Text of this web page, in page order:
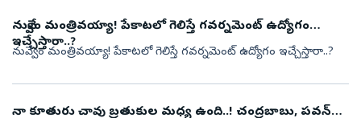
నువ్వేం మంత్రివయ్యా! పేకాటలో గెలిస్తే గవర్నమెంట్ ఉద్యోగం
ఇచ్చేస్తారా..?
నువ్వేం మంత్రివయ్యా! పేకాటలో గెలిస్తే గవర్నమెంట్ ఉద్యోగం ఇచ్చేస్తారా..?
నా కూతురు చావు బ్రతుకుల మధ్య ఉంది..! చంద్రబాబు, పవన్